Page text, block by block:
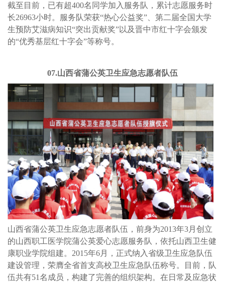
截至目前，已有超400名同学加入服务队，累计志愿服务时
长26963小时。服务队荣获“热心公益奖”、第二届全国大学
生预防艾滋病知识“突出贡献奖”以及晋中市红十字会颁发
的“优秀基层红十字会”等称号。
07.山西省蒲公英卫生应急志愿者队伍
山西省蒲公英卫生应急志愿者队伍，前身为2013年3月创立
的山西职工医学院蒲公英爱心志愿服务队，依托山西卫生健
康职业学院组建。2015年6月，正式纳入省级卫生应急队伍
建设管理，荣膺全省首支高校卫生应急队伍称号。目前，队
伍共有51名成员，构建了完善的组织架构。在日常及应急状